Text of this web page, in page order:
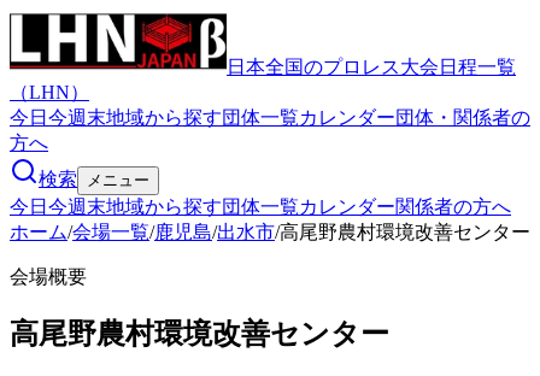
日本全国のプロレス大会日程一覧
（LHN）
今日 今週末地域から探す団体一覧カレンダー団体・関係者の
方へ
検索
メニュー
今日 今週末地域から探す団体一覧カレンダー関係者の方へ
ホーム/会場一覧/鹿児島/出水市/高尾野農村環境改善センター
会場概要
高尾野農村環境改善センター